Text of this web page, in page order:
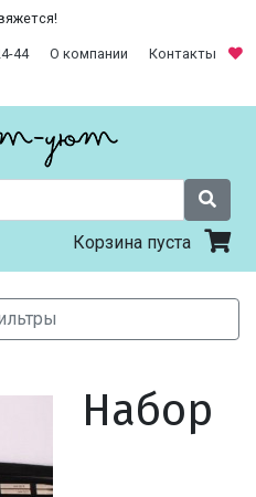
44 О компании
Контакты
Корзина пуста
Набор